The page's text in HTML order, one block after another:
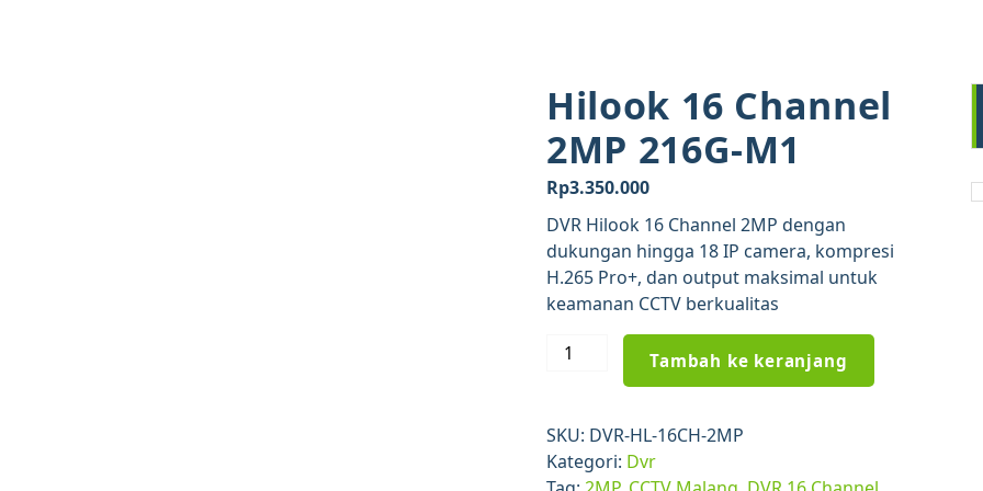
Hilook 16 Channel
2MP 216G-M1
Rp3.350.000
DVR Hilook 16 Channel 2MP dengan
dukungan hingga 18 IP camera, kompresi
H.265 Pro+, dan output maksimal untuk
keamanan CCTV berkualitas
Kuantitas
Channel
2MP
216G-
Tambah ke keranjang
SKU: DVR-HL-16CH-2MP
Kategori: Dvr